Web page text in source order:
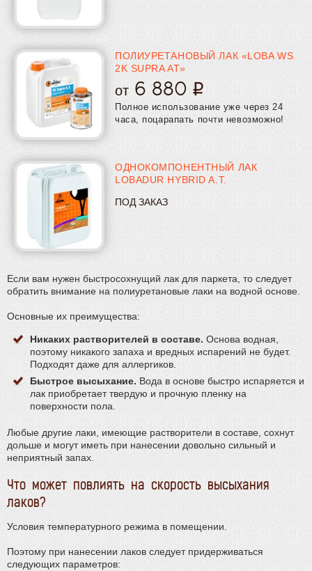
ПОЛИУРЕТАНОВЫЙ ЛАК «LOBA WS
2K SUPRA AT»
от 6 880
Полное использование уже через 24
часа, поцарапать почти невозможно!
ОДНОКОМПОНЕНТНЫЙ ЛАК
LOBADUR HYBRID A.T.
ПОД ЗАКАЗ
Если вам нужен быстросохнущий лак для паркета, то следует
обратить внимание на полиуретановые лаки на водной основе.
Основные их преимущества:
Никаких растворителей в составе. Основа водная,
поэтому никакого запаха и вредных испарений не будет.
Подходят даже для аллергиков.
Быстрое высыхание. Вода в основе быстро испаряется и
лак приобретает твердую и прочную пленку на
поверхности пола.
Любые другие лаки, имеющие растворители в составе, сохнут
дольше и могут иметь при нанесении довольно сильный и
неприятный запах.
Что может повлиять на скорость высыхания
лаков?
Условия температурного режима в помещении.
Поэтому при нанесении лаков следует придерживаться
следующих параметров: